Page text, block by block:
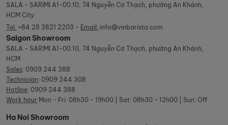
SALA - SARIMI A1-00.10, 74 Nguyễn Cơ Thạch, phường An Khánh,
HCM City
Tel: +84 28 3821 2203 - Email: info@vinbarista.com
Saigon Showroom
SALA - SARIMI A1-00.10, 74 Nguyễn Cơ Thạch, phường An Khánh,
HCM
Sales: 0909 244 388
Technician: 0909 244 308
Hotline: 0909 244 388
Work hour Mon - Fri: 08h30 - 19h00 | Sat: 08h30 - 12h00 | Sun: Off
Ha Noi Showroom